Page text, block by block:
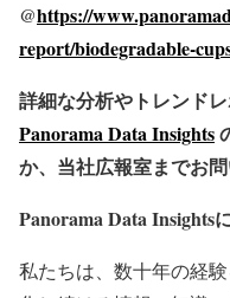
@https://
report/biodegradable-
詳細な分析やトレンド
Panorama Data Insights
か、当社広報室までお問
Panorama Data Insights
私たちは、数十年の経